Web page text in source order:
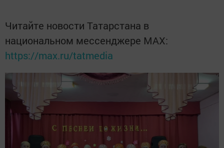
Читайте новости Татарстана в
национальном мессенджере MАХ:
https://max.ru/tatmedia